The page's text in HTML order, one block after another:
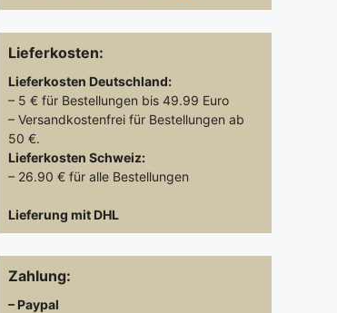
Lieferkosten:
Lieferkosten Deutschland:
– 5 € für Bestellungen bis 49.99 Euro
– Versandkostenfrei für Bestellungen ab
50 €.
Lieferkosten Schweiz:
– 26.90 € für alle Bestellungen
Lieferung mit DHL
Zahlung:
– Paypal